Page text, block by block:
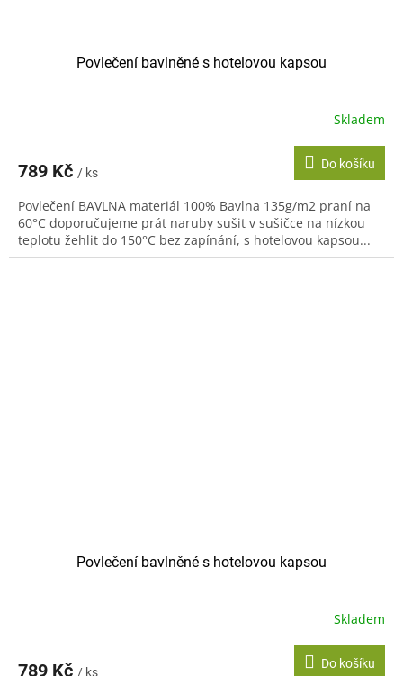
Povlečení bavlněné s hotelovou kapsou
Skladem
789 Kč / ks
Do košíku
Povlečení BAVLNA materiál 100% Bavlna 135g/m2 praní na
60°C doporučujeme prát naruby sušit v sušičce na nízkou
teplotu žehlit do 150°C bez zapínání, s hotelovou kapsou...
Povlečení bavlněné s hotelovou kapsou
Skladem
789 Kč / ks
Do košíku